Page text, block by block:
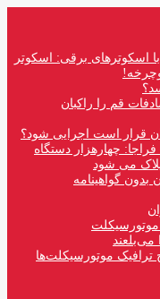
اسکوترهای برقی: اسکوتر
تصادفات قم را راکبان
قرار است اجرایی شود؟
چهارهزار دستگاه
می شود
گواهینامه
می‌بلعند
موتورسیکلت‌ها